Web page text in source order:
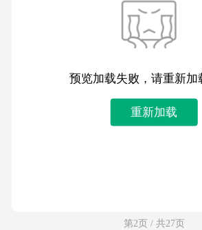
预览加载失败，请重新加
重新加载
第2页 / 共27页